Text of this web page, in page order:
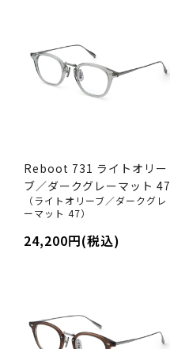
Reboot 731 ライトオリー
ブ／ダークグレーマット 47
（ライトオリーブ／ダークグレ
ーマット 47）
24,200円(税込)